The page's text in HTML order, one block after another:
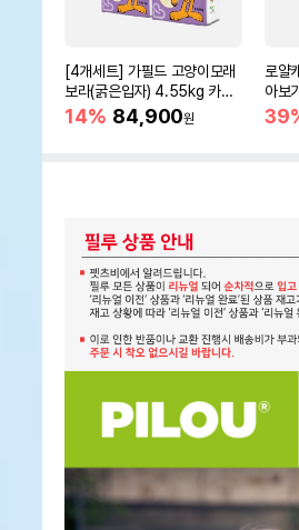
[4개세트] 가필드 고양이모래
보라(굵은입자) 4.55kg 카사
바모래
14% 84,900원
로얄
아보